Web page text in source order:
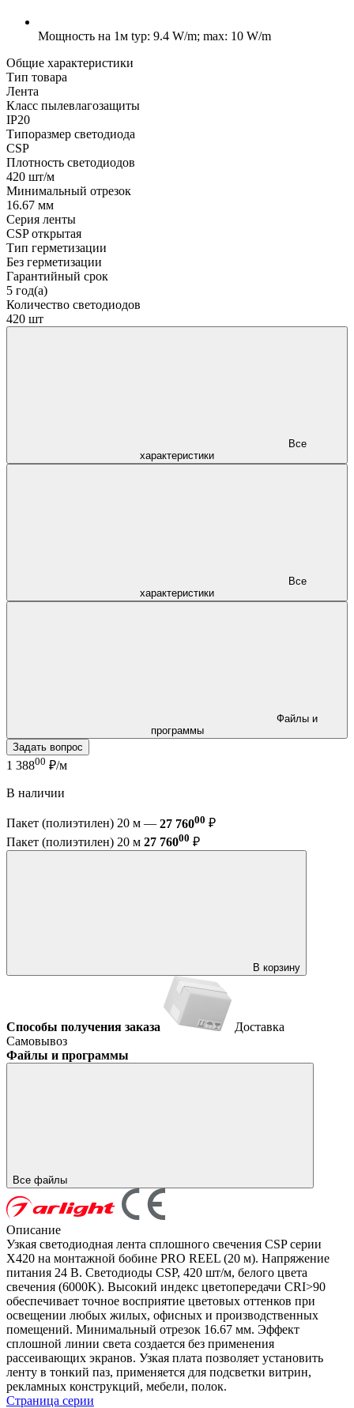
Мощность на 1м typ: 9.4 W/m; max: 10 W/m
Общие характеристики
Тип товара
Лента
Класс пылевлагозащиты
IP20
Типоразмер светодиода
CSP
Плотность светодиодов
420 шт/м
Минимальный отрезок
16.67 мм
Серия ленты
CSP открытая
Тип герметизации
Без герметизации
Гарантийный срок
5 год(а)
Количество светодиодов
420 шт
характеристики
характеристики
программы
Задать вопрос
1 38800 ₽/м
В наличии
Пакет (полиэтилен) 20 м — 27 76000 ₽
Пакет (полиэтилен) 20 м 27 76000 ₽
В корзину
Способы получения заказа
Доставка
Самовывоз
Файлы и программы
Все файлы
Описание
Узкая светодиодная лента сплошного свечения CSP серии
X420 на монтажной бобине PRO REEL (20 м). Напряжение
питания 24 В. Светодиоды CSP, 420 шт/м, белого цвета
свечения (6000K). Высокий индекс цветопередачи CRI>90
обеспечивает точное восприятие цветовых оттенков при
освещении любых жилых, офисных и производственных
помещений. Минимальный отрезок 16.67 мм. Эффект
сплошной линии света создается без применения
рассеивающих экранов. Узкая плата позволяет установить
ленту в тонкий паз, применяется для подсветки витрин,
рекламных конструкций, мебели, полок.
Страница серии